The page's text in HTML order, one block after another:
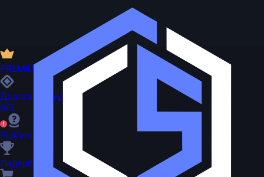
PREMIUM
Даалгаварууд
0/5
Pick'em
Лидерборд